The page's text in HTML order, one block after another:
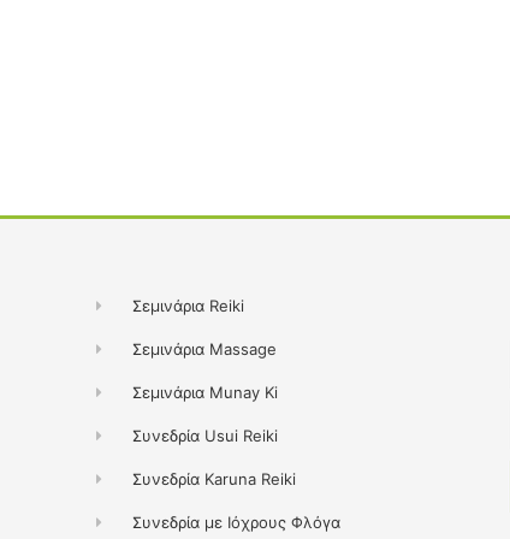
Σεμινάρια Reiki
Σεμινάρια Massage
Σεμινάρια Munay Ki
Συνεδρία Usui Reiki
Συνεδρία Karuna Reiki
Συνεδρία με Ιόχρους Φλόγα